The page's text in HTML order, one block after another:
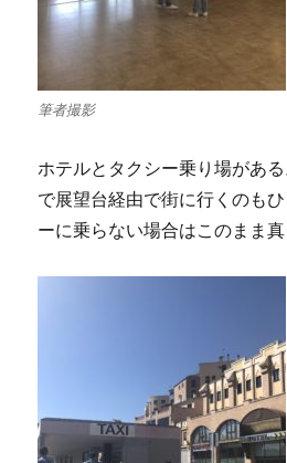
筆者撮影
ホテルとタクシー乗り場があ
で展望台経由で街に行くのも
ーに乗らない場合はこのまま真